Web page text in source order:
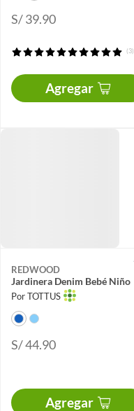
S/ 39.90
(3)
Agregar
REDWOOD
Jardinera Denim Bebé Niño
Por TOTTUS
S/ 44.90
Agregar